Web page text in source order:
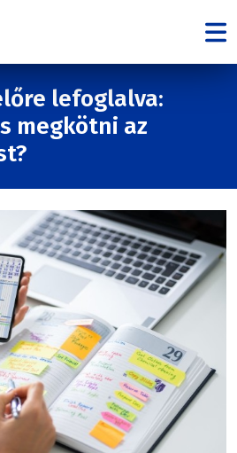
lefoglalva:
megkötni az